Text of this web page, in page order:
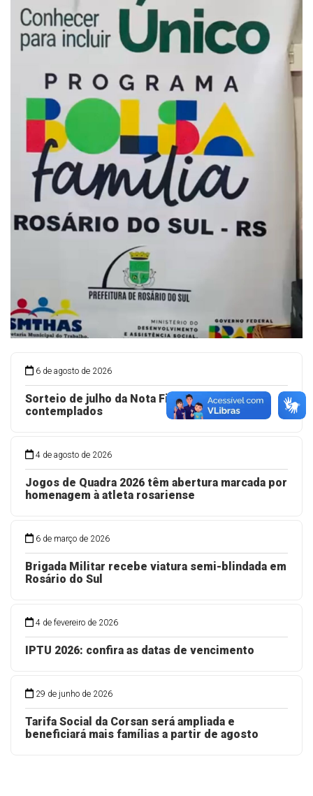
6 de agosto de 2026
Sorteio de julho da Nota Fiscal Gaúcha já tem
contemplados
4 de agosto de 2026
Jogos de Quadra 2026 têm abertura marcada por
homenagem à atleta rosariense
6 de março de 2026
Brigada Militar recebe viatura semi-blindada em
Rosário do Sul
4 de fevereiro de 2026
IPTU 2026: confira as datas de vencimento
29 de junho de 2026
Tarifa Social da Corsan será ampliada e
beneficiará mais famílias a partir de agosto